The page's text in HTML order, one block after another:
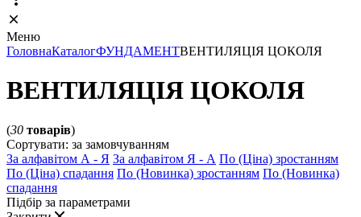
Меню
ГоловнаКаталогФУНДАМЕНТВЕНТИЛЯЦІЯ ЦОКОЛЯ
ВЕНТИЛЯЦІЯ ЦОКОЛЯ
(30 товарів)
Сортувати: за замовчуванням
За алфавітом А - Я За алфавітом Я - А По (Ціна) зростанням
По (Ціна) спадання По (Новинка) зростанням По (Новинка)
спадання
Підбір за параметрами